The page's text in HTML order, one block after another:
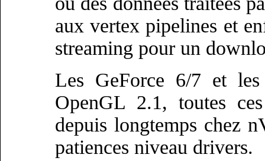
aux vertex pipelines et
streaming pour un
Les GeForce 6/7 et
OpenGL 2.1, toutes
depuis longtemps chez
patiences niveau drivers.